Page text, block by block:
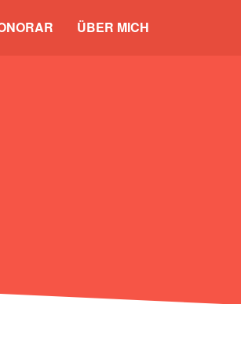
ÜBER MICH